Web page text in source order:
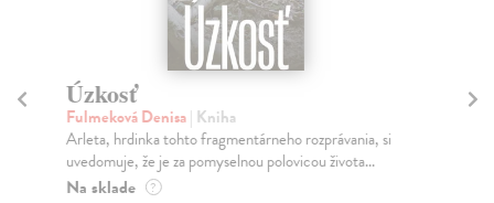
Denisa| Kniha
tohto fragmentárneho rozprávania, si
že je za pomyselnou polovicou života...
My
Tí, ktorých milujeme,
konflikty, hneváme sa